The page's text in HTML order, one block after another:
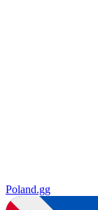
Poland.gg